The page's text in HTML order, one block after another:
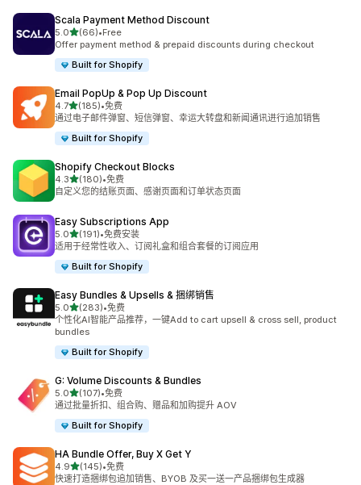
Scala Payment Method Discount
5.0星（满分 5 星）
(66)
总共 66 条评论
•Free
Offer payment method & prepaid discounts during checkout
Built for Shopify
Email PopUp & Pop Up Discount
4.7星（满分 5 星）
(185)
总共 185 条评论
•免费
通过电子邮件弹窗、短信弹窗、幸运大转盘和新闻通讯进行追加销售
Built for Shopify
Shopify Checkout Blocks
4.3星（满分 5 星）
(180)
总共 180 条评论
•免费
自定义您的结账页面、感谢页面和订单状态页面
Easy Subscriptions App
5.0星（满分 5 星）
(191)
总共 191 条评论
•免费安装
适用于经常性收入、订阅礼盒和组合套餐的订阅应用
Built for Shopify
Easy Bundles & Upsells & 捆绑销售
5.0星（满分 5 星）
(283)
总共 283 条评论
•免费
个性化AI智能产品推荐，一键Add to cart upsell & cross sell, product
bundles
Built for Shopify
G: Volume Discounts & Bundles
5.0星（满分 5 星）
(107)
总共 107 条评论
•免费
通过批量折扣、组合购、赠品和加购提升 AOV
Built for Shopify
HA Bundle Offer, Buy X Get Y
4.9星（满分 5 星）
(145)
总共 145 条评论
•免费
快速打造捆绑包追加销售、BYOB 及买一送一产品捆绑包生成器